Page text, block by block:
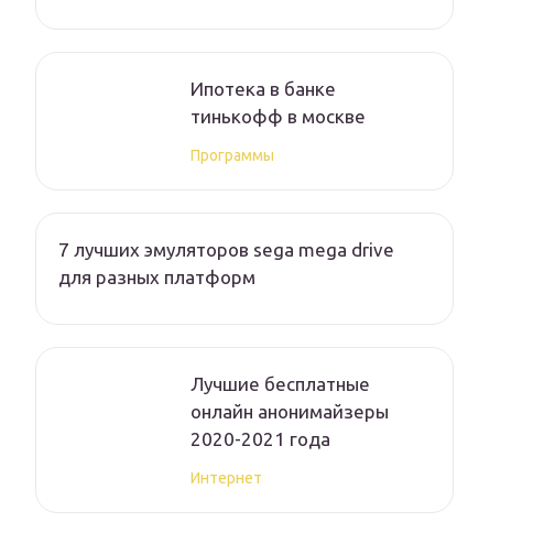
Ипотека в банке
тинькофф в москве
Программы
7 лучших эмуляторов sega mega drive
для разных платформ
Лучшие бесплатные
онлайн анонимайзеры
2020-2021 года
Интернет